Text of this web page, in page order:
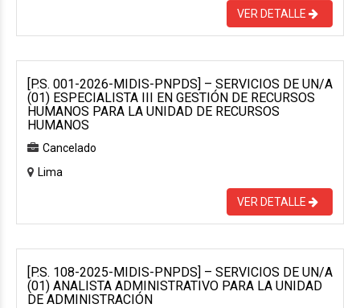
VER DETALLE
[P.S. 001-2026-MIDIS-PNPDS] – SERVICIOS DE UN/A
(01) ESPECIALISTA III EN GESTIÓN DE RECURSOS
HUMANOS PARA LA UNIDAD DE RECURSOS
HUMANOS
Cancelado
Lima
VER DETALLE
[P.S. 108-2025-MIDIS-PNPDS] – SERVICIOS DE UN/A
(01) ANALISTA ADMINISTRATIVO PARA LA UNIDAD
DE ADMINISTRACIÓN